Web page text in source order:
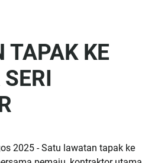
TAPAK KE
2025 - Satu lawatan tapak ke